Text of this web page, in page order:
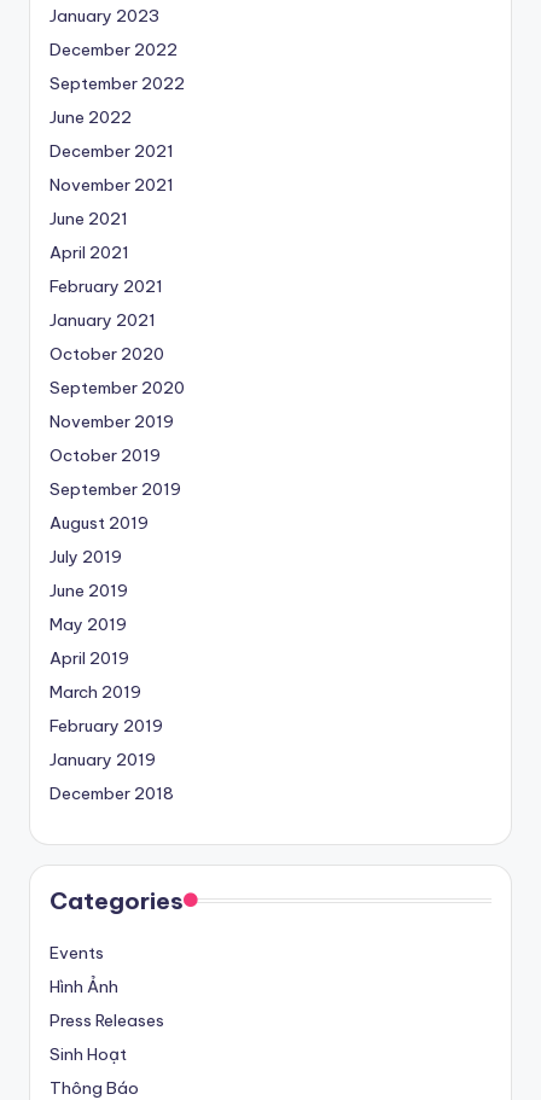
January 2023
December 2022
September 2022
June 2022
December 2021
November 2021
June 2021
April 2021
February 2021
January 2021
October 2020
September 2020
November 2019
October 2019
September 2019
August 2019
July 2019
June 2019
May 2019
April 2019
March 2019
February 2019
January 2019
December 2018
Categories
Events
Hình Ảnh
Press Releases
Sinh Hoạt
Thông Báo